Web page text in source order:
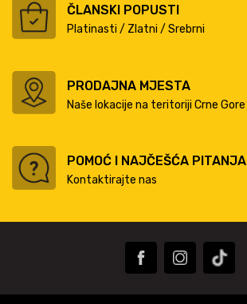
ČLANSKI POPUSTI
Platinasti / Zlatni / Srebrni
PRODAJNA MJESTA
Naše lokacije na teritoriji Crne Gore
POMOĆ I NAJČEŠĆA PITANJA
Kontaktirajte nas